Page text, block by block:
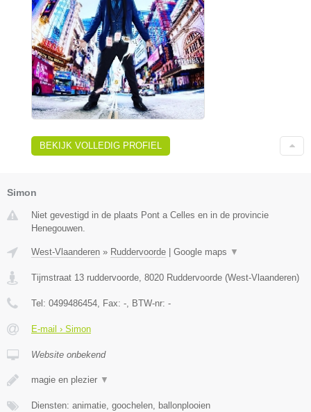
BEKIJK VOLLEDIG PROFIEL
Simon
Niet gevestigd in de plaats Pont a Celles en in de provincie
Henegouwen.
West-Vlaanderen » Ruddervoorde Google maps ▼
Tijmstraat 13 ruddervoorde, 8020 Ruddervoorde (West-Vlaanderen)
Tel: 0499486454, Fax: -, BTW-nr: -
E-mail › Simon
Website onbekend
magie en plezier ▼
Diensten: animatie, goochelen, ballonplooien